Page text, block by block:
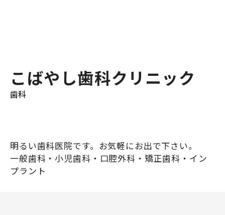
こばやし歯科クリニック
歯科
明るい歯科医院です。お気軽にお出で下さい。
一般歯科・小児歯科・口腔外科・矯正歯科・イン
プラント